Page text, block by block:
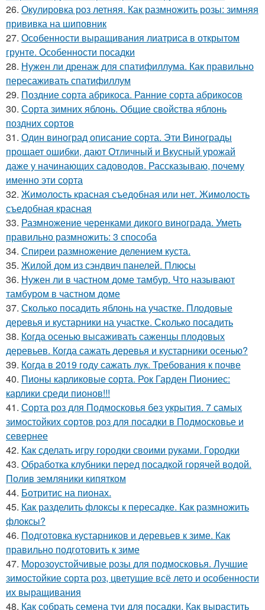
26. Окулировка роз летняя. Как размножить розы: зимняя
прививка на шиповник
27. Особенности выращивания лиатриса в открытом
грунте. Особенности посадки
28. Нужен ли дренаж для спатифиллума. Как правильно
пересаживать спатифиллум
29. Поздние сорта абрикоса. Ранние сорта абрикосов
30. Сорта зимних яблонь. Общие свойства яблонь
поздних сортов
31. Один виноград описание сорта. Эти Винограды
прощает ошибки, дают Отличный и Вкусный урожай
даже у начинающих садоводов. Рассказываю, почему
именно эти сорта
32. Жимолость красная съедобная или нет. Жимолость
съедобная красная
33. Размножение черенками дикого винограда. Уметь
правильно размножить: 3 способа
34. Спиреи размножение делением куста.
35. Жилой дом из сэндвич панелей. Плюсы
36. Нужен ли в частном доме тамбур. Что называют
тамбуром в частном доме
37. Сколько посадить яблонь на участке. Плодовые
деревья и кустарники на участке. Сколько посадить
38. Когда осенью высаживать саженцы плодовых
деревьев. Когда сажать деревья и кустарники осенью?
39. Когда в 2019 году сажать лук. Требования к почве
40. Пионы карликовые сорта. Рок Гарден Пиониес:
карлики среди пионов!!!
41. Сорта роз для Подмосковья без укрытия. 7 самых
зимостойких сортов роз для посадки в Подмосковье и
севернее
42. Как сделать игру городки своими руками. Городки
43. Обработка клубники перед посадкой горячей водой.
Полив земляники кипятком
44. Ботритис на пионах.
45. Как разделить флоксы к пересадке. Как размножить
флоксы?
46. Подготовка кустарников и деревьев к зиме. Как
правильно подготовить к зиме
47. Морозоустойчивые розы для подмосковья. Лучшие
зимостойкие сорта роз, цветущие всё лето и особенности
их выращивания
48. Как собрать семена туи для посадки. Как вырастить